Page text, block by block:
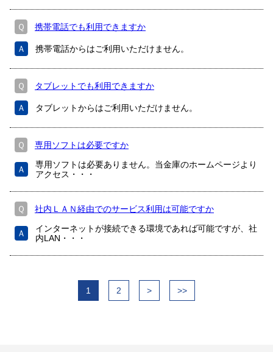
Ｑ 携帯電話でも利用できますか
Ａ 携帯電話からはご利用いただけません。
Ｑ タブレットでも利用できますか
Ａ タブレットからはご利用いただけません。
Ｑ 専用ソフトは必要ですか
Ａ
専用ソフトは必要ありません。当金庫のホームページより
アクセス・・・
Ｑ 社内ＬＡＮ経由でのサービス利用は可能ですか
Ａ
インターネットが接続できる環境であれば可能ですが、社
内LAN・・・
1 2 > >>